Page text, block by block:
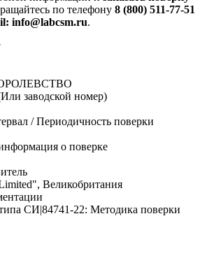
по телефону 8 (800) 511-77-51
info@labcsm.ru.
заводской номер)
/ Периодичность поверки
о поверке
Великобритания
СИ|84741-22: Методика поверки